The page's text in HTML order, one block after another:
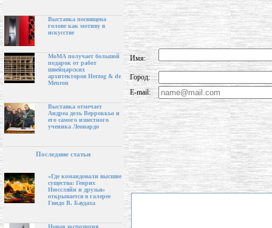
Выставка посвящена
голове как мотиву в
искусстве
МоМА получает большой
подарок от работ
швейцарских
архитекторов Herzog & de
Meuron
Выставка отмечает
Андреа дель Верроккьо и
его самого известного
ученика Леонардо
Последние статьи
«Где командовали высшие
существа: Генрих
Нюссляйн и друзья»
открывается в галерее
Гвидо В. Баудаха
Новая экспозиция
Имя:
Город:
E-mail: